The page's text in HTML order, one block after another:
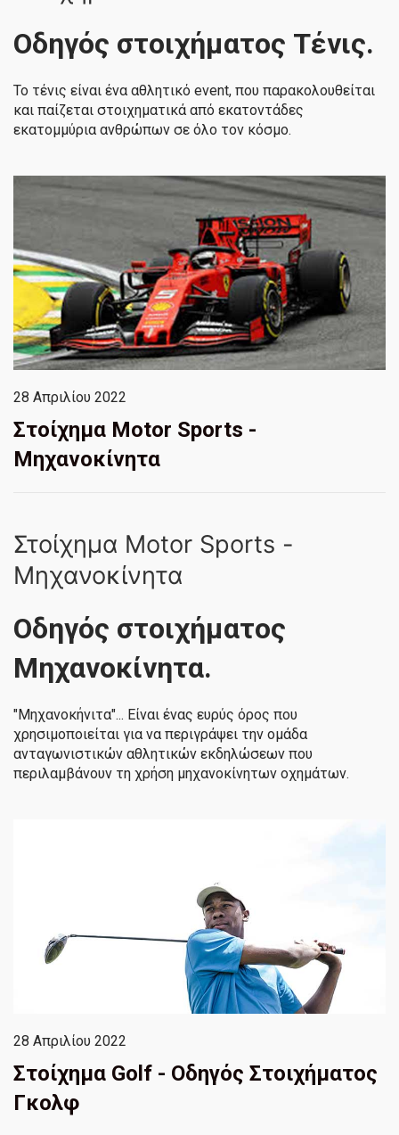
Οδηγός στοιχήματος Τένις.
Το τένις είναι ένα αθλητικό event, που παρακολουθείται
και παίζεται στοιχηματικά από εκατοντάδες
εκατομμύρια ανθρώπων σε όλο τον κόσμο.
28 Απριλίου 2022
Στοίχημα Motor Sports -
Μηχανοκίνητα
Στοίχημα Motor Sports -
Μηχανοκίνητα
Οδηγός στοιχήματος
Μηχανοκίνητα.
"Μηχανοκήνιτα"... Είναι ένας ευρύς όρος που
χρησιμοποιείται για να περιγράψει την ομάδα
ανταγωνιστικών αθλητικών εκδηλώσεων που
περιλαμβάνουν τη χρήση μηχανοκίνητων οχημάτων.
28 Απριλίου 2022
Στοίχημα Golf - Οδηγός Στοιχήματος
Γκολφ